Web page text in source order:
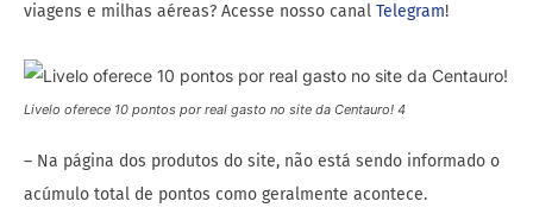
viagens e milhas aéreas? Acesse nosso canal Telegram!
Livelo oferece 10 pontos por real gasto no site da Centauro! 4
– Na página dos produtos do site, não está sendo informado o
acúmulo total de pontos como geralmente acontece.